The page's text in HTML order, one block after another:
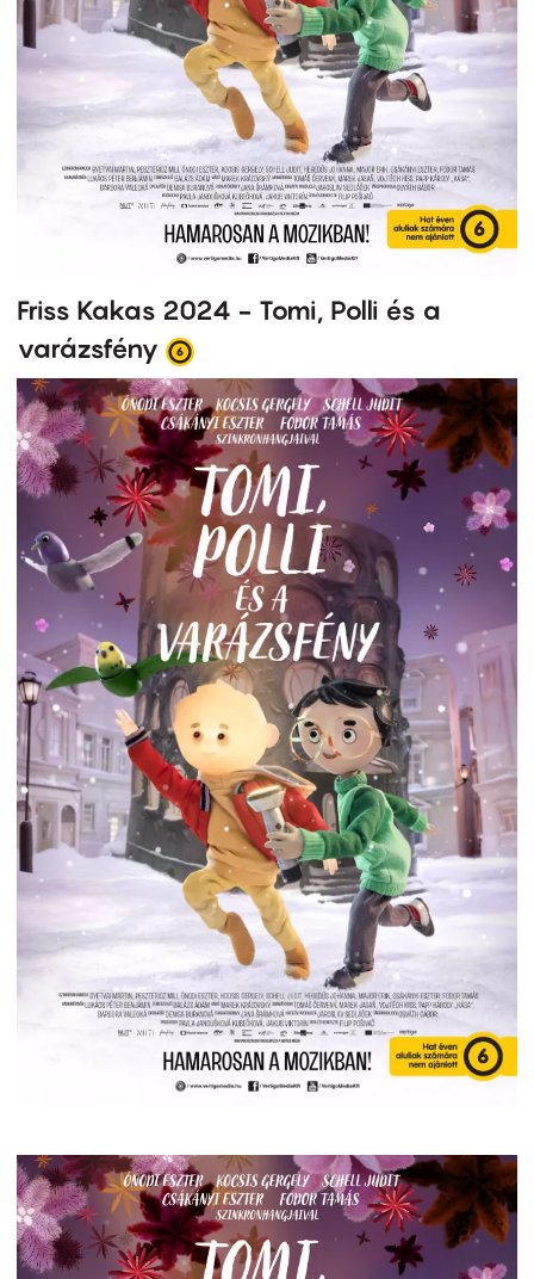
Friss Kakas 2024 - Tomi, Polli és a
varázsfény